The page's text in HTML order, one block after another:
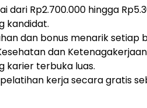
dari Rp2.700.000 hingga
kandidat.
dan bonus menarik setiap
dan
karier terbuka luas.
kerja secara gratis